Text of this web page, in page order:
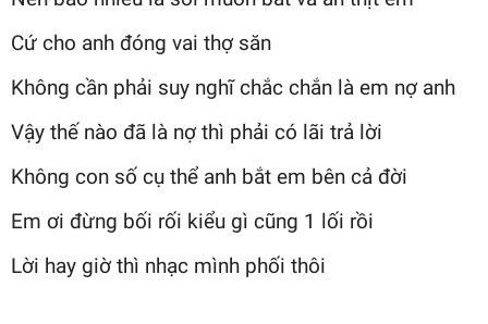
Cứ cho anh đóng vai thợ săn
Không cần phải suy nghĩ chắc chắn là em nợ anh
Vậy thế nào đã là nợ thì phải có lãi trả lời
Không con số cụ thể anh bắt em bên cả đời
Em ơi đừng bối rối kiểu gì cũng 1 lối rồi
Lời hay giờ thì nhạc mình phối thôi